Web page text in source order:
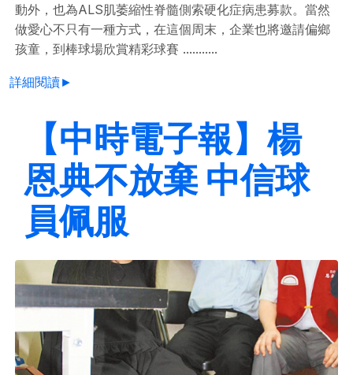
動外，也為ALS肌萎縮性脊髓側索硬化症病患募款。當然
做愛心不只有一種方式，在這個周末，企業也將邀請偏鄉
孩童，到棒球場欣賞精彩球賽 ...........
詳細閱讀►
【中時電子報】楊
恩典不放棄 中信球
員佩服